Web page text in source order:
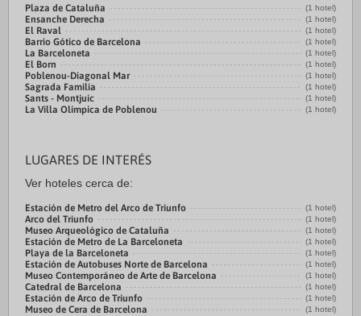
Plaza de Cataluña (1 hotel)
Ensanche Derecha (1 hotel)
El Raval (1 hotel)
Barrio Gótico de Barcelona (1 hotel)
La Barceloneta (1 hotel)
El Born (1 hotel)
Poblenou-Diagonal Mar (1 hotel)
Sagrada Familia (1 hotel)
Sants - Montjuic (1 hotel)
La Villa Olímpica de Poblenou (1 hotel)
LUGARES DE INTERÉS
Ver hoteles cerca de:
Estación de Metro del Arco de Triunfo (1 hotel)
Arco del Triunfo (1 hotel)
Museo Arqueológico de Cataluña (1 hotel)
Estación de Metro de La Barceloneta (1 hotel)
Playa de la Barceloneta (1 hotel)
Estación de Autobuses Norte de Barcelona (1 hotel)
Museo Contemporáneo de Arte de Barcelona (1 hotel)
Catedral de Barcelona (1 hotel)
Estación de Arco de Triunfo (1 hotel)
Museo de Cera de Barcelona (1 hotel)